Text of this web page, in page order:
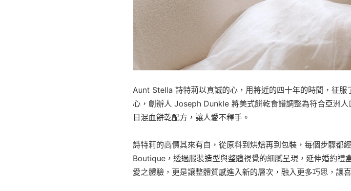
Aunt Stella 詩特莉以真誠的心，用將近的四十年的時間，征
心，創辦人 Joseph Dunkle 將美式餅乾食譜調整為符合亞洲
日混血餅乾配方，讓人愛不釋手。
詩特莉的高價其來有自，從原料到烘焙再到包裝，每個步驟都
Boutique，透過服裝造型與整體視覺的細膩呈現，延伸婚約禮
愛之體驗，更是讓整體質感進入新的層次，融入更多巧思，讓